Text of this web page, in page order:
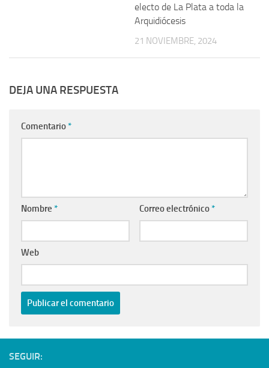
electo de La Plata a toda la
Arquidiócesis
21 NOVIEMBRE, 2024
DEJA UNA RESPUESTA
Comentario *
Nombre * Correo electrónico *
Web
SEGUIR: